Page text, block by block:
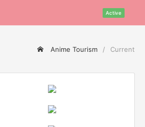
Active
Anime Tourism Current